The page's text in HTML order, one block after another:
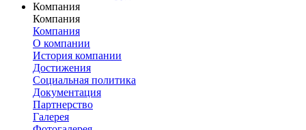
Компания
Компания
Компания
О компании
История компании
Достижения
Социальная политика
Документация
Партнерство
Галерея